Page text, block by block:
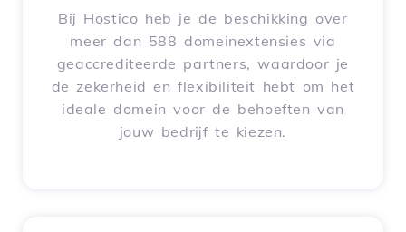
Bij Hostico heb je de beschikking over
meer dan 588 domeinextensies via
geaccrediteerde partners, waardoor je
de zekerheid en flexibiliteit hebt om het
ideale domein voor de behoeften van
jouw bedrijf te kiezen.